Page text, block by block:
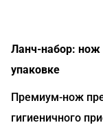
Ланч-набор: нож
упаковке
Премиум-нож
гигиеничного